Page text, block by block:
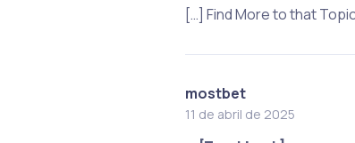
[…] Find More to that
mostbet
11 de abril de 2025